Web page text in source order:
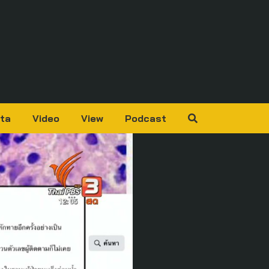
Video View Podcast